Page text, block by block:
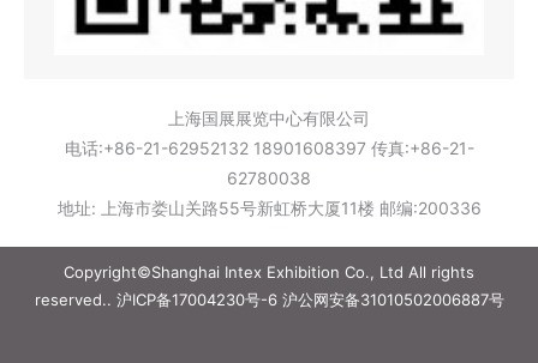
上海国展展览中心有限公司
电话:+86-21-62952132 18901608397 传真:+86-21-
62780038
地址: 上海市娄山关路55号新虹桥大厦11楼 邮编:200336
Copyright©Shanghai Intex Exhibition Co., Ltd All rights
reserved.. 沪ICP备17004230号-6沪公网安备31010502006887号